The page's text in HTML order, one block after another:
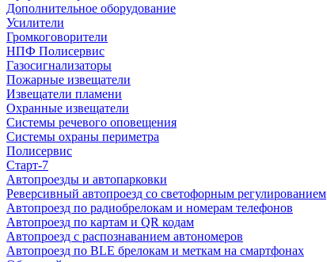
Дополнительное оборудование
Усилители
Громкоговорители
НПФ Полисервис
Газосигнализаторы
Пожарные извещатели
Извещатели пламени
Охранные извещатели
Системы речевого оповещения
Системы охраны периметра
Полисервис
Старт-7
Автопроезды и автопарковки
Реверсивный автопроезд со светофорным регулированием
Автопроезд по радиобрелокам и номерам телефонов
Автопроезд по картам и QR кодам
Автопроезд с распознаванием автономеров
Автопроезд по BLE брелокам и меткам на смартфонах